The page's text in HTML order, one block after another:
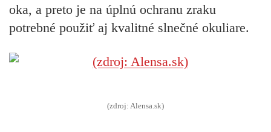
oka, a preto je na úplnú ochranu zraku
potrebné použiť aj kvalitné slnečné okuliare.
(zdroj: Alensa.sk)